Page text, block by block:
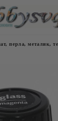
перла, металик,